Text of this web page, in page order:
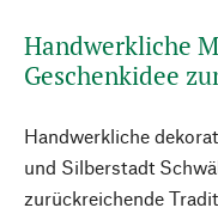
Handwerkliche
Geschenkidee
Handwerkliche
und Silberstadt
zurückreichende